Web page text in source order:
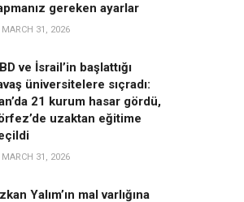
gereken ayarlar
MARCH 31, 2026
ve İsrail’in başlattığı
üniversitelere sıçradı:
21 kurum hasar gördü,
uzaktan eğitime
MARCH 31, 2026
Yalım’ın mal varlığına